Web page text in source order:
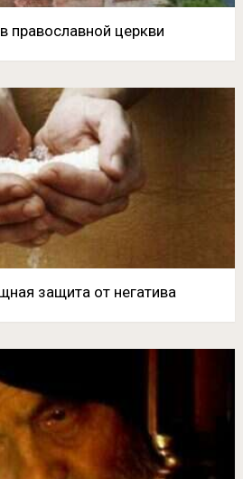
православной церкви
защита от негатива